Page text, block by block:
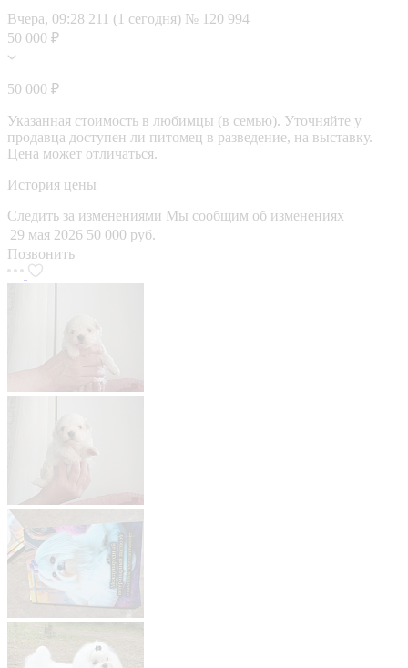
Вчера, 09:28 211 (1 сегодня) № 120 994
50 000 ₽
50 000 ₽
Указанная стоимость в любимцы (в семью). Уточняйте у
продавца доступен ли питомец в разведение, на выставку.
Цена может отличаться.
История цены
Следить за изменениями Мы сообщим об изменениях
29 мая 2026 50 000 руб.
Позвонить